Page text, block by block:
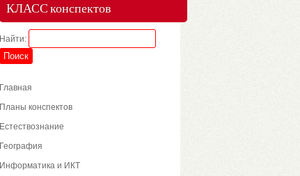
КЛАСС конспектов
Найти:
Главная
Планы конспектов
Естествознание
География
Информатика и ИКТ